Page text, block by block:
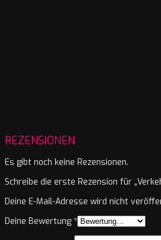
REZENSIONEN
Es gibt noch keine Rezensionen.
Schreibe die erste Rezension für
Deine E-Mail-Adresse wird nicht
Deine Bewertung *